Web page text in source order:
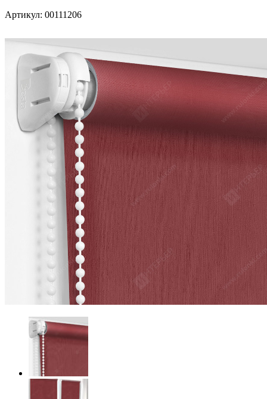
Артикул: 00111206